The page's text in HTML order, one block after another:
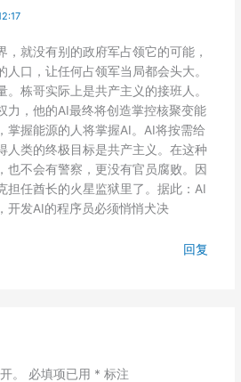
，就没有别的政府军占领它的可能，
人口，让任何占领军当局都会头大。
。栋哥实际上是共产主义的接班人。
力，他的AI最终将创造掌控核聚变能
掌握能源的人将掌握AI。AI将按需给
人类的终极目标是共产主义。在这种
也不会有警察，更没有官员腐败。因
担任酋长的火星监狱里了。据此：AI
开发AI的程序员必须悄悄犬决
回复
。 必填项已用 * 标注